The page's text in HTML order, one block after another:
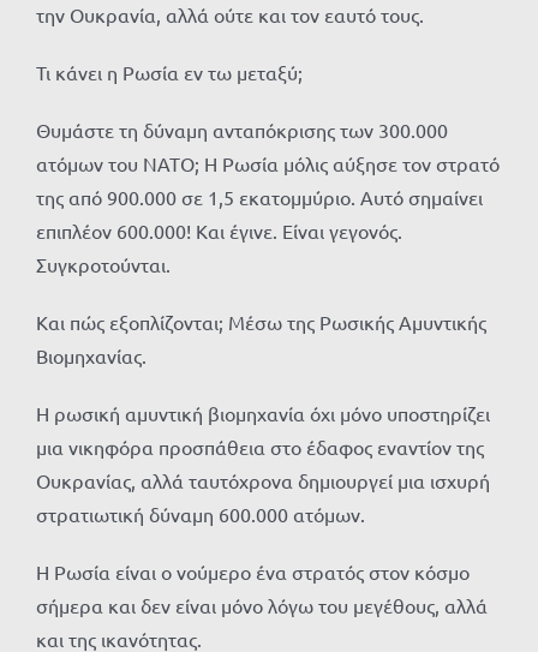
την Ουκρανία, αλλά ούτε και τον εαυτό τους.
Τι κάνει η Ρωσία εν τω μεταξύ;
Θυμάστε τη δύναμη ανταπόκρισης των 300.000
ατόμων του ΝΑΤΟ; Η Ρωσία μόλις αύξησε τον στρατό
της από 900.000 σε 1,5 εκατομμύριο. Αυτό σημαίνει
επιπλέον 600.000! Και έγινε. Είναι γεγονός.
Συγκροτούνται.
Και πώς εξοπλίζονται; Μέσω της Ρωσικής Αμυντικής
Βιομηχανίας.
Η ρωσική αμυντική βιομηχανία όχι μόνο υποστηρίζει
μια νικηφόρα προσπάθεια στο έδαφος εναντίον της
Ουκρανίας, αλλά ταυτόχρονα δημιουργεί μια ισχυρή
στρατιωτική δύναμη 600.000 ατόμων.
Η Ρωσία είναι ο νούμερο ένα στρατός στον κόσμο
σήμερα και δεν είναι μόνο λόγω του μεγέθους, αλλά
και της ικανότητας.